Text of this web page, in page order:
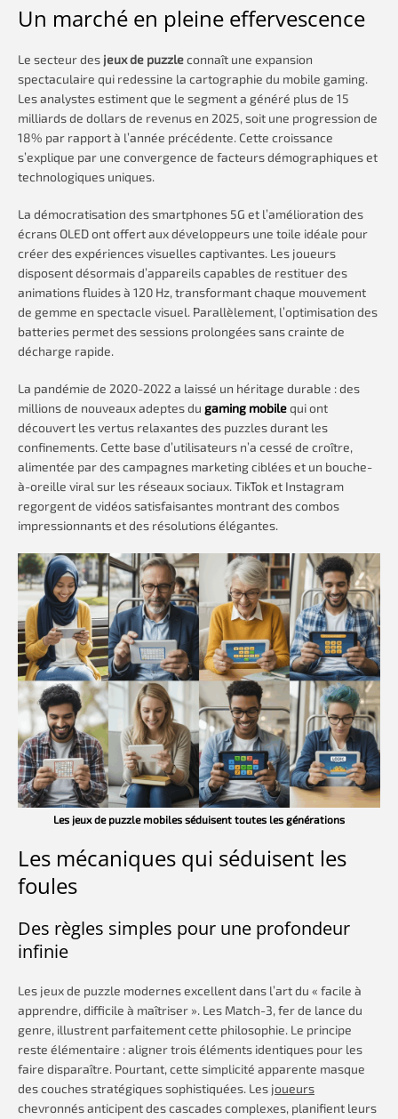
Un marché en pleine effervescence
Le secteur des jeux de puzzleconnaît une expansion
spectaculaire qui redessine la cartographie du mobile gaming.
Les analystes estiment que le segment a généré plus de 15
milliards de dollars de revenus en 2025, soit une progression de
18% par rapport à l’année précédente. Cette croissance
s’explique par une convergence de facteurs démographiques et
technologiques uniques.
La démocratisation des smartphones 5G et l’amélioration des
écrans OLED ont offert aux développeurs une toile idéale pour
créer des expériences visuelles captivantes. Les joueurs
disposent désormais d’appareils capables de restituer des
animations fluides à 120 Hz, transformant chaque mouvement
de gemme en spectacle visuel. Parallèlement, l’optimisation des
batteries permet des sessions prolongées sans crainte de
décharge rapide.
La pandémie de 2020-2022 a laissé un héritage durable : des
millions de nouveaux adeptes du gaming mobilequi ont
découvert les vertus relaxantes des puzzles durant les
confinements. Cette base d’utilisateurs n’a cessé de croître,
alimentée par des campagnes marketing ciblées et un bouche-
à-oreille viral sur les réseaux sociaux. TikTok et Instagram
regorgent de vidéos satisfaisantes montrant des combos
impressionnants et des résolutions élégantes.
Les jeux de puzzle mobiles séduisent toutes les générations
Les mécaniques qui séduisent les
foules
Des règles simples pour une profondeur
infinie
Les jeux de puzzle modernes excellent dans l’art du « facile à
apprendre, difficile à maîtriser ». Les Match-3, fer de lance du
genre, illustrent parfaitement cette philosophie. Le principe
reste élémentaire : aligner trois éléments identiques pour les
faire disparaître. Pourtant, cette simplicité apparente masque
des couches stratégiques sophistiquées. Les joueurs
chevronnés anticipent des cascades complexes, planifient leurs